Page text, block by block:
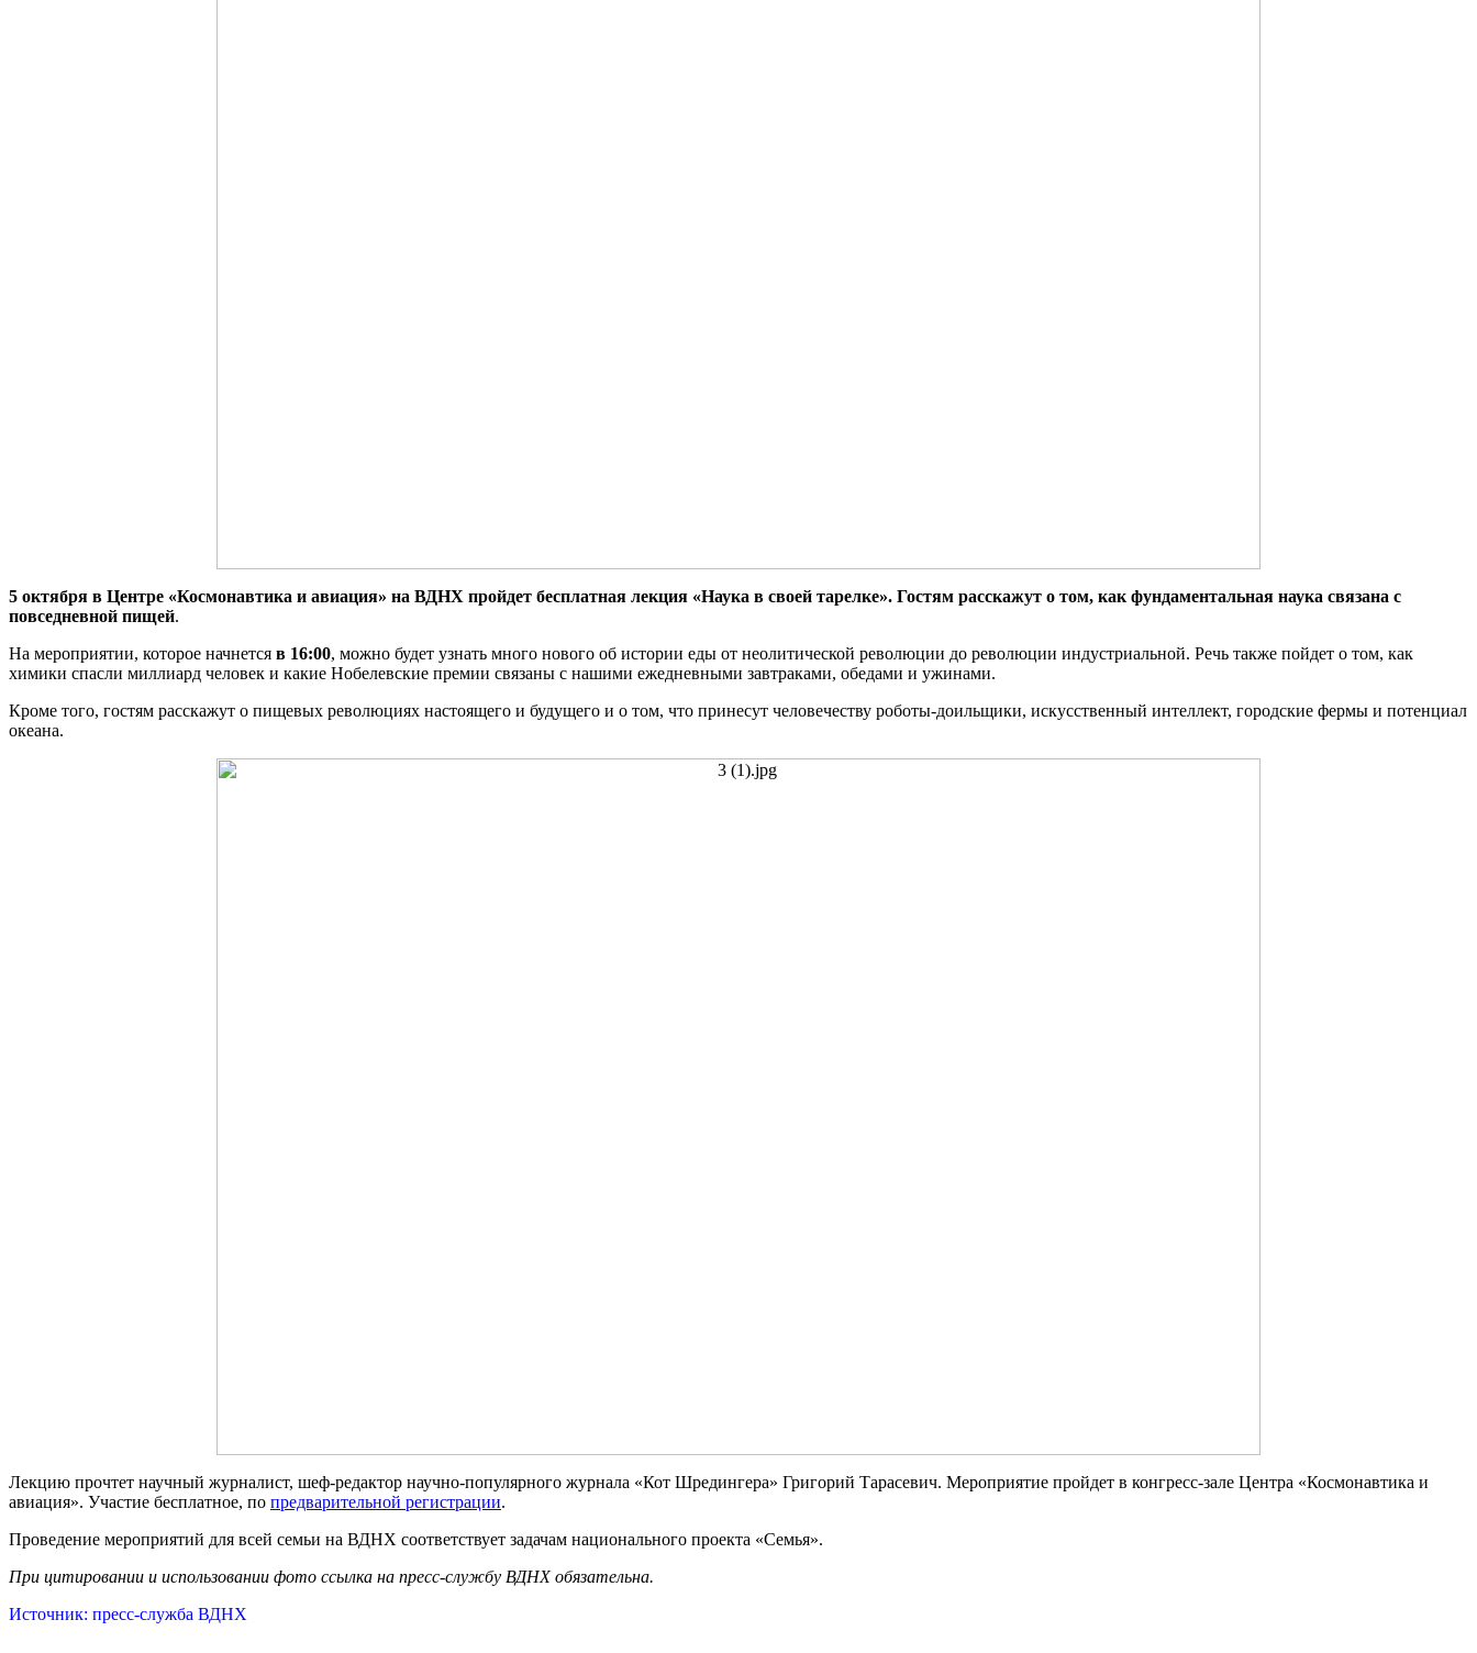
5 октября в Центре «Космонавтика и авиация» на ВДНХ пройдет бесплатная лекция «Наука в своей тарелке». Гостям расскажут о том, как фундаментальная наука связана с
повседневной пищей.
На мероприятии, которое начнется в 16:00, можно будет узнать много нового об истории еды от неолитической революции до революции индустриальной. Речь также пойдет о том, как
химики спасли миллиард человек и какие Нобелевские премии связаны с нашими ежедневными завтраками, обедами и ужинами.
Кроме того, гостям расскажут о пищевых революциях настоящего и будущего и о том, что принесут человечеству роботы-доильщики, искусственный интеллект, городские фермы и потенциал
океана.
Лекцию прочтет научный журналист, шеф-редактор научно-популярного журнала «Кот Шредингера» Григорий Тарасевич. Мероприятие пройдет в конгресс-зале Центра «Космонавтика и
авиация». Участие бесплатное, по предварительной регистрации.
Проведение мероприятий для всей семьи на ВДНХ соответствует задачам национального проекта «Семья».
При цитировании и использовании фото ссылка на пресс-службу ВДНХ обязательна.
Источник: пресс-служба ВДНХ